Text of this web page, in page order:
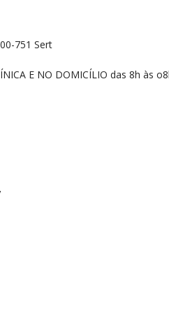
751 Sert
E NO DOMICÍLIO das 8h às